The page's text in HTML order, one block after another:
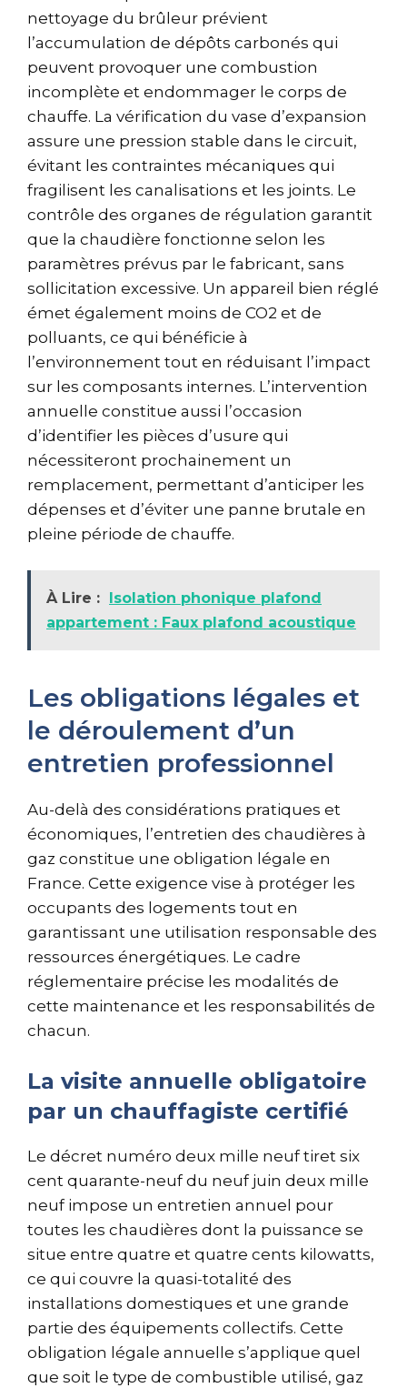
nettoyage du brûleur prévient
l’accumulation de dépôts carbonés qui
peuvent provoquer une combustion
incomplète et endommager le corps de
chauffe. La vérification du vase d’expansion
assure une pression stable dans le circuit,
évitant les contraintes mécaniques qui
fragilisent les canalisations et les joints. Le
contrôle des organes de régulation garantit
que la chaudière fonctionne selon les
paramètres prévus par le fabricant, sans
sollicitation excessive. Un appareil bien réglé
émet également moins de CO2 et de
polluants, ce qui bénéficie à
l’environnement tout en réduisant l’impact
sur les composants internes. L’intervention
annuelle constitue aussi l’occasion
d’identifier les pièces d’usure qui
nécessiteront prochainement un
remplacement, permettant d’anticiper les
dépenses et d’éviter une panne brutale en
pleine période de chauffe.
À Lire : Isolation phonique plafond
appartement : Faux plafond acoustique
Les obligations légales et
le déroulement d’un
entretien professionnel
Au-delà des considérations pratiques et
économiques, l’entretien des chaudières à
gaz constitue une obligation légale en
France. Cette exigence vise à protéger les
occupants des logements tout en
garantissant une utilisation responsable des
ressources énergétiques. Le cadre
réglementaire précise les modalités de
cette maintenance et les responsabilités de
chacun.
La visite annuelle obligatoire
par un chauffagiste certifié
Le décret numéro deux mille neuf tiret six
cent quarante-neuf du neuf juin deux mille
neuf impose un entretien annuel pour
toutes les chaudières dont la puissance se
situe entre quatre et quatre cents kilowatts,
ce qui couvre la quasi-totalité des
installations domestiques et une grande
partie des équipements collectifs. Cette
obligation légale annuelle s’applique quel
que soit le type de combustible utilisé, gaz